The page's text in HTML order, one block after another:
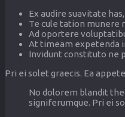
Ex audire suavitate
Te cule tation munere
Ad oportere
At timeam expetenda
Invidunt constituto ne
Pri ei solet graecis. Ea
No dolorem blandit
signiferumque. Pri ei